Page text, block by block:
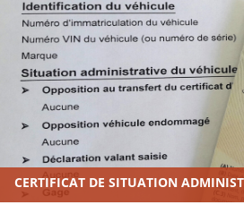
CERTIFICAT DE SITUATION